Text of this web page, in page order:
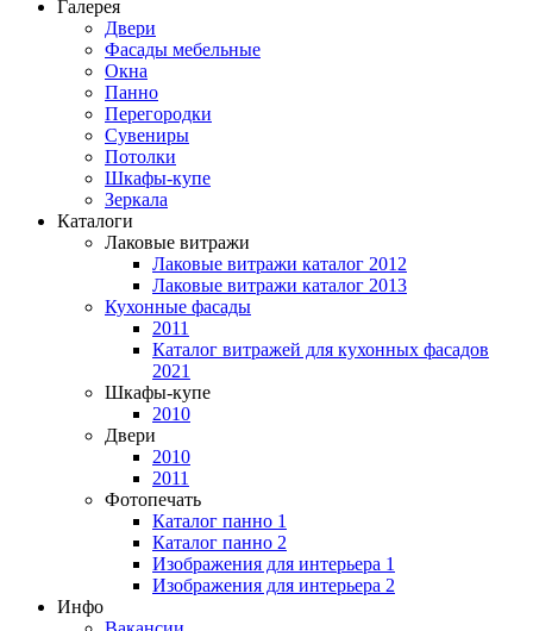
Галерея
Двери
Фасады мебельные
Окна
Панно
Перегородки
Сувениры
Потолки
Шкафы-купе
Зеркала
Каталоги
Лаковые витражи
Лаковые витражи каталог 2012
Лаковые витражи каталог 2013
Кухонные фасады
2011
Каталог витражей для кухонных фасадов
2021
Шкафы-купе
2010
Двери
2010
2011
Фотопечать
Каталог панно 1
Каталог панно 2
Изображения для интерьера 1
Изображения для интерьера 2
Инфо